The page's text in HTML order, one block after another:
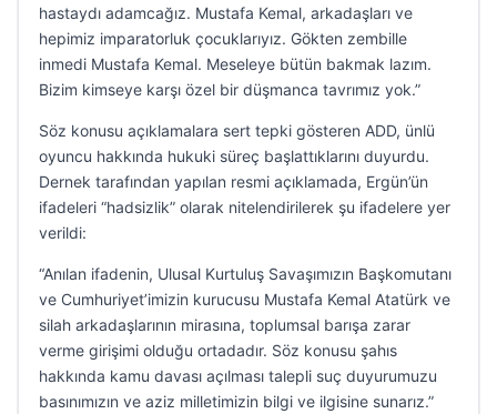
hastaydı adamcağız. Mustafa Kemal, arkadaşları ve
hepimiz imparatorluk çocuklarıyız. Gökten zembille
inmedi Mustafa Kemal. Meseleye bütün bakmak lazım.
Bizim kimseye karşı özel bir düşmanca tavrımız yok.”
Söz konusu açıklamalara sert tepki gösteren ADD, ünlü
oyuncu hakkında hukuki süreç başlattıklarını duyurdu.
Dernek tarafından yapılan resmi açıklamada, Ergün’ün
ifadeleri “hadsizlik” olarak nitelendirilerek şu ifadelere yer
verildi:
“Anılan ifadenin, Ulusal Kurtuluş Savaşımızın Başkomutanı
ve Cumhuriyet’imizin kurucusu Mustafa Kemal Atatürk ve
silah arkadaşlarının mirasına, toplumsal barışa zarar
verme girişimi olduğu ortadadır. Söz konusu şahıs
hakkında kamu davası açılması talepli suç duyurumuzu
basınımızın ve aziz milletimizin bilgi ve ilgisine sunarız.”